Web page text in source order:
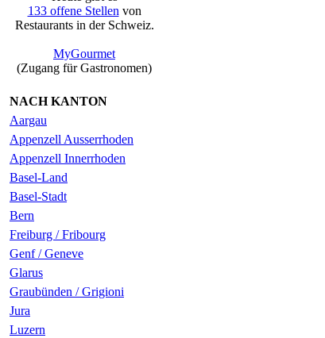
133 offene Stellen von
Restaurants in der Schweiz.
MyGourmet
(Zugang für Gastronomen)
NACH KANTON
Aargau
Appenzell Ausserrhoden
Appenzell Innerrhoden
Basel-Land
Basel-Stadt
Bern
Freiburg / Fribourg
Genf / Geneve
Glarus
Graubünden / Grigioni
Jura
Luzern